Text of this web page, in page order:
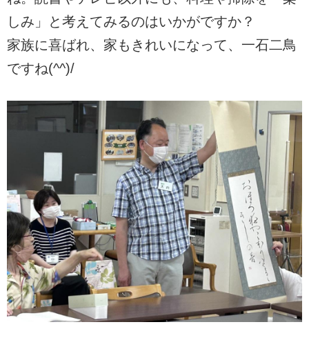
しみ」と考えてみるのはいかがですか？
家族に喜ばれ、家もきれいになって、一石二鳥
ですね(^^)/